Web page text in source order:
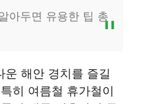
아두면 유용한 팁 총
운 해안 경치를 즐길
히 여름철 휴가철이